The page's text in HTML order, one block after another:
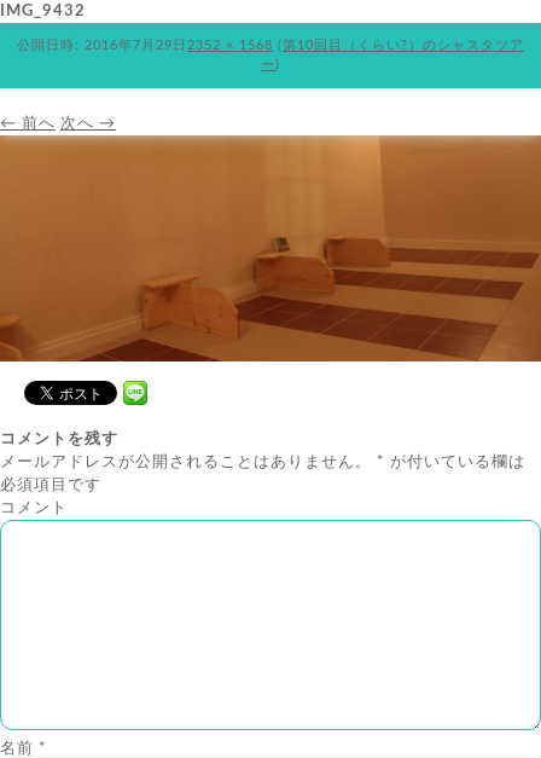
IMG_9432
公開日時: 2016年7月29日 2352 × 1568 (第10回目（くらい?）のシャスタツア
ー)
← 前へ 次へ →
コメントを残す
メールアドレスが公開されることはありません。
* が付いている欄は
必須項目です
コメント
名前 *